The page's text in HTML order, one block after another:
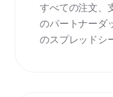
すべての注文、
のパートナーダ
のスプレッドシ